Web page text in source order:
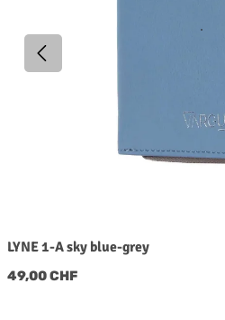
LYNE 1-A sky blue-grey
Regulärer Preis:
49,00 CHF